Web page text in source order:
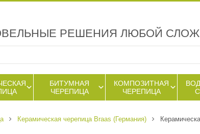
РЕШЕНИЯ ЛЮБОЙ
БИТУМНАЯ
ЧЕРЕПИЦА
КОМПОЗИТНАЯ
ЧЕРЕПИЦА
Керамическая черепица Braas (Германия)